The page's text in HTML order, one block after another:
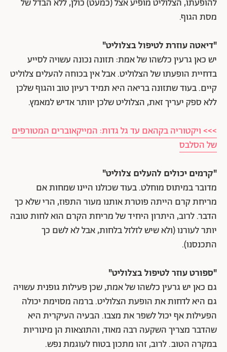
להופעתו, הצלוליט מופיע אצל (כמעט) כולן, ללא הבדל של
מסת הגוף.
"דיאטה עוזרת לטיפול בצלוליט"
יש כאן גרעין כלשהו של אמת: תזונה נכונה עשויה לסייע
בדחיית הופעתו של הצלוליט. אבל אין בכוחה להעלים צלוליט
קיים. בעוד שתזונה בריאה היא תמיד רעיון טוב והגוף שלכן
ללא ספק יעריך זאת, הצלוליט שלכן יוותר אדיש למאמץ.
>>> ויקטוריה בקהאם עד גל גדות: המייקאוברים המטורפים
של הסלבס
"קרמים יכולים להעלים צלוליט"
מדובר במיתוס מוחלט. בעוד שכולנו היינו שמחות אם
מריחת קרם הייתה פוטרת אותנו מעור התפוז, הרי שלא כך
הדבר. לרוב, היתרון היחיד של מריחת הקרם הוא לחות טובה
יותר לעורנו (ולא שיש לזלזל בלחות, אבל לא לשם כך
התכנסנו).
"ספורט עוזר לטיפול בצלוליט"
גם כאן יש גרעין כלשהו של אמת, שכן פעילות גופנית עשויה
גם היא לדחות את הופעת הצלוליט. ברמה מסוימת יכולה
הפעילות אף יכול לשפר את מצבו. הבעיה העיקרית היא
שהדבר מצריך השקעה רבה מאוד, והתוצאות הן מינוריות
במקרה הטוב. לרוב, זהו מתכון בטוח לעוגמת נפש.